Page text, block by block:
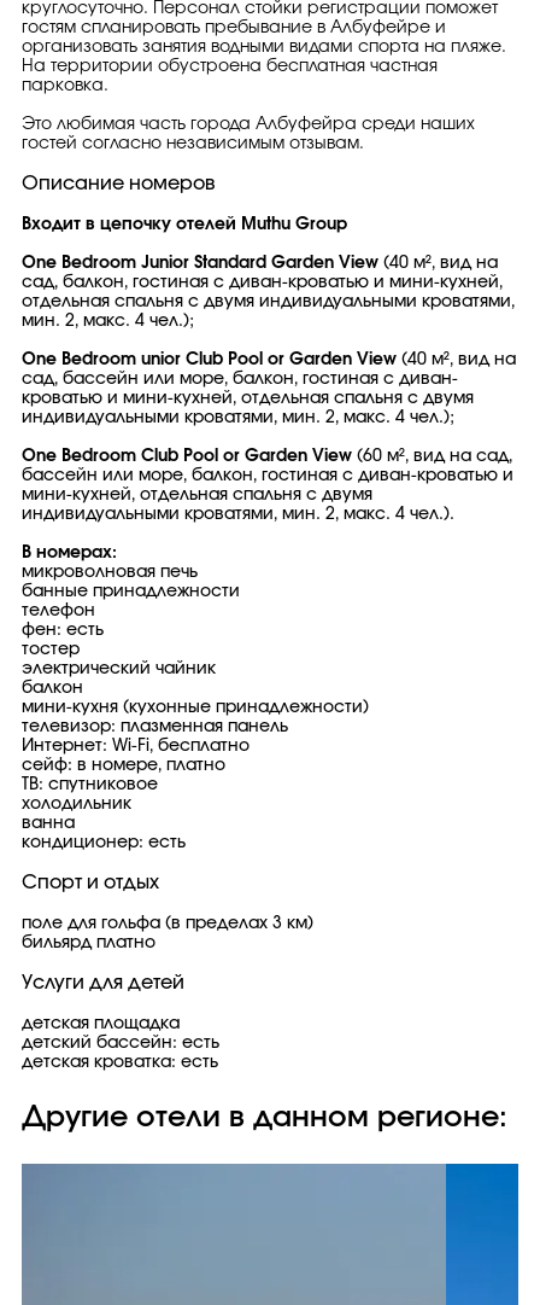
круглосуточно. Персонал стойки регистрации поможет
гостям спланировать пребывание в Албуфейре и
организовать занятия водными видами спорта на пляже.
На территории обустроена бесплатная частная
парковка.
Это любимая часть города Албуфейра среди наших
гостей согласно независимым отзывам.
Описание номеров
Входит в цепочку отелей Muthu Group
One Bedroom Junior Standard Garden View (40 м², вид на
сад, балкон, гостиная с диван-кроватью и мини-кухней,
отдельная спальня с двумя индивидуальными кроватями,
мин. 2, макс. 4 чел.);
One Bedroom unior Club Pool or Garden View (40 м², вид на
сад, бассейн или море, балкон, гостиная с диван-
кроватью и мини-кухней, отдельная спальня с двумя
индивидуальными кроватями, мин. 2, макс. 4 чел.);
One Bedroom Club Pool or Garden View (60 м², вид на сад,
бассейн или море, балкон, гостиная с диван-кроватью и
мини-кухней, отдельная спальня с двумя
индивидуальными кроватями, мин. 2, макс. 4 чел.).
В номерах:
микроволновая печь
банные принадлежности
телефон
фен: есть
тостер
электрический чайник
балкон
мини-кухня (кухонные принадлежности)
телевизор: плазменная панель
Интернет: Wi-Fi, бесплатно
сейф: в номере, платно
ТВ: спутниковое
холодильник
ванна
кондиционер: есть
Спорт и отдых
поле для гольфа (в пределах 3 км)
бильярд платно
Услуги для детей
детская площадка
детский бассейн: есть
детская кроватка: есть
Другие отели в данном регионе: